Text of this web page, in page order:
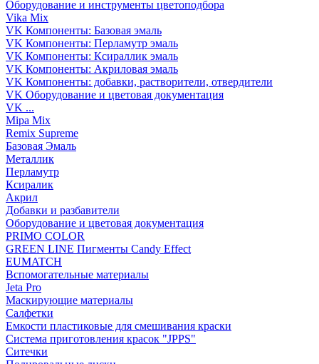
Оборудование и инструменты цветоподбора
Vika Mix
VK Компоненты: Базовая эмаль
VK Компоненты: Перламутр эмаль
VK Компоненты: Ксираллик эмаль
VK Компоненты: Акриловая эмаль
VK Компоненты: добавки, растворители, отвердители
VK Оборудование и цветовая документация
VK ...
Mipa Mix
Remix Supreme
Базовая Эмаль
Металлик
Перламутр
Ксиралик
Акрил
Добавки и разбавители
Оборудование и цветовая документация
PRIMO COLOR
GREEN LINE Пигменты Candy Effect
EUMATCH
Вспомогательные материалы
Jeta Pro
Маскирующие материалы
Салфетки
Емкости пластиковые для смешивания краски
Система приготовления красок "JPPS"
Ситечки